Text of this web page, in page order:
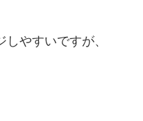
しやすいですが、